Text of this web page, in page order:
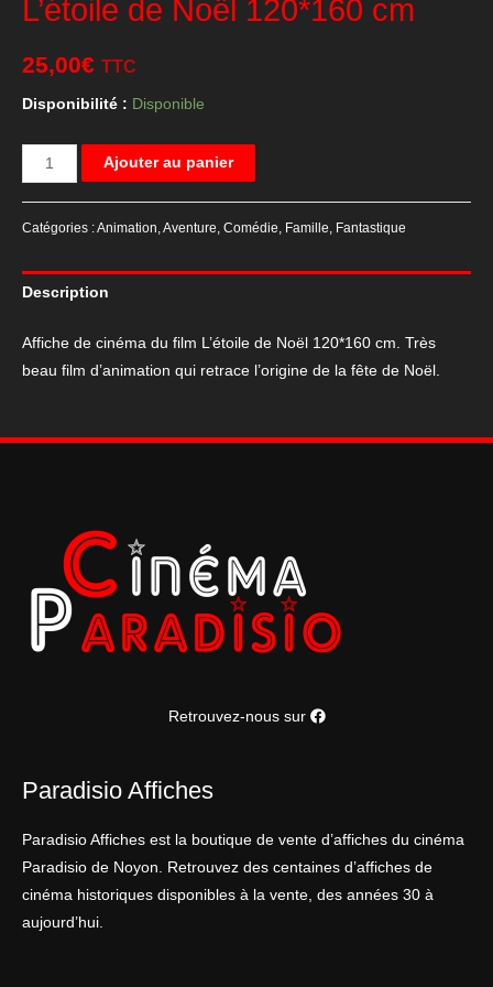
L’étoile de Noël 120*160 cm
25,00€ TTC
Disponibilité : Disponible
quantité
de
cinéma
du
L'étoile
de
Ajouter au panier
Catégories :Animation,Aventure, Comédie, Famille, Fantastique
Description
Affiche de cinéma du film L’étoile de Noël 120*160 cm. Très
beau film d’animation qui retrace l’origine de la fête de Noël.
Retrouvez-nous sur
Paradisio Affiches
Paradisio Affiches est la boutique de vente d’affiches du cinéma
Paradisio de Noyon. Retrouvez des centaines d’affiches de
cinéma historiques disponibles à la vente, des années 30 à
aujourd’hui.